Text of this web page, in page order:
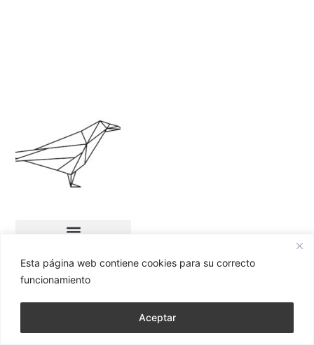
Esta página web contiene cookies para su correcto
funcionamiento
Aceptar
© 2026 elcuervoblancoart.com. Todos los derechos
reservados.